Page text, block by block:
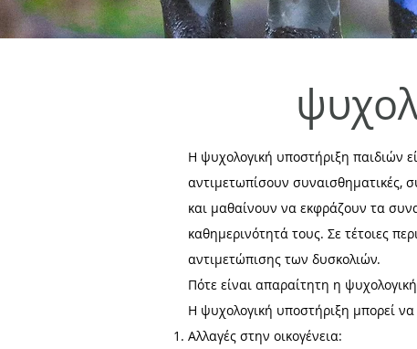
Η ψυχολογική υποστήριξη παιδιών
αντιμετωπίσουν συναισθηματικές,
και μαθαίνουν να εκφράζουν τα
καθημερινότητά τους. Σε τέτοιες
αντιμετώπισης των δυσκολιών.
Πότε είναι απαραίτητη η
Η ψυχολογική υποστήριξη μπορεί
Αλλαγές στην οικογένεια: